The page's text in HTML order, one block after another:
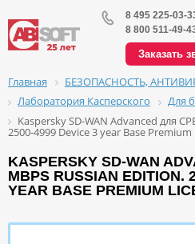
8 495 225-03-
8 800 511-49-
Заказать
Главная
БЕЗОПАСНОСТЬ,
Лаборатория Касперского
Для
Kaspersky SD-WAN Advanced для
2500-4999 Device 3 year Base
KASPERSKY SD-WAN
MBPS RUSSIAN EDITION.
YEAR BASE PREMIUM